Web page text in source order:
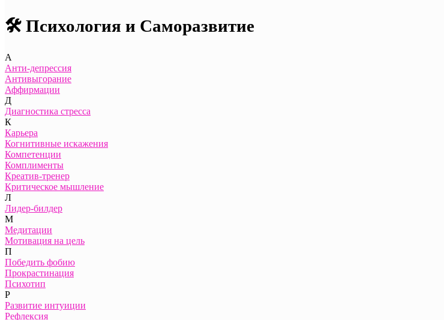
🛠️ Психология и Саморазвитие
А
Анти-депрессия
Антивыгорание
Аффирмации
Д
Диагностика стресса
К
Карьера
Когнитивные искажения
Компетенции
Комплименты
Креатив-тренер
Критическое мышление
Л
Лидер-билдер
М
Медитации
Мотивация на цель
П
Победить фобию
Прокрастинация
Психотип
Р
Развитие интуиции
Рефлексия